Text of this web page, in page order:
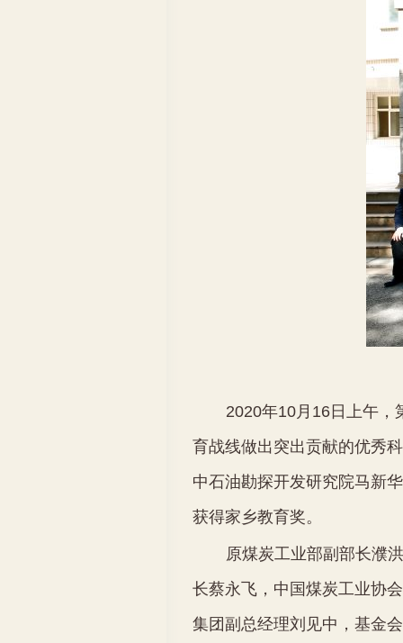
2020年10月 16 日上午，
育战线做出突出贡献的优秀
中石油勘探开发研究院马新
获得家乡教育奖。
原煤炭工业部副部长濮
长蔡永飞，中国煤炭工业协
集团副总经理刘见中，基金